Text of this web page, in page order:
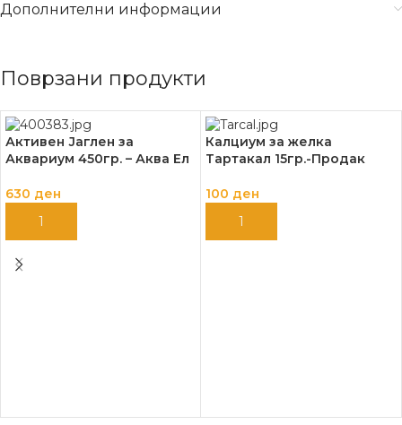
Дополнителни информации
Поврзани продукти
Активен Јаглен за
Аквариум 450гр. – Аква Ел
630 ден
ДОДАЈ ВО КОШНИЦА
Калциум за желка
Тартакал 15гр.-Продак
100 ден
ДОДАЈ ВО КОШНИЦА